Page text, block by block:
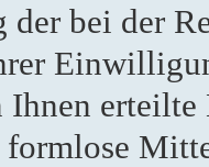
der bei der
Ihnen
formlose